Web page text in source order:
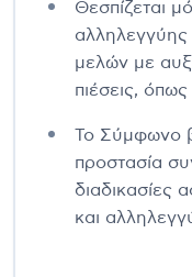
Θεσπίζεται
αλληλεγγύης
μελών με
πιέσεις,
Το Σύμφωνο
προστασία
διαδικασίες
και